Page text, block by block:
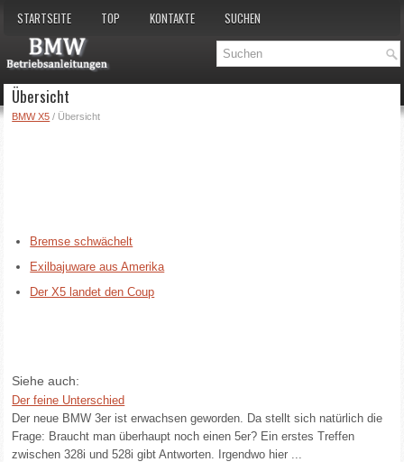
STARTSEITE TOP KONTAKTE SUCHEN
Übersicht
BMW X5 / Übersicht
Bremse schwächelt
Exilbajuware aus Amerika
Der X5 landet den Coup
Siehe auch:
Der feine Unterschied
Der neue BMW 3er ist erwachsen geworden. Da stellt sich natürlich die
Frage: Braucht man überhaupt noch einen 5er? Ein erstes Treffen
zwischen 328i und 528i gibt Antworten. Irgendwo hier ...